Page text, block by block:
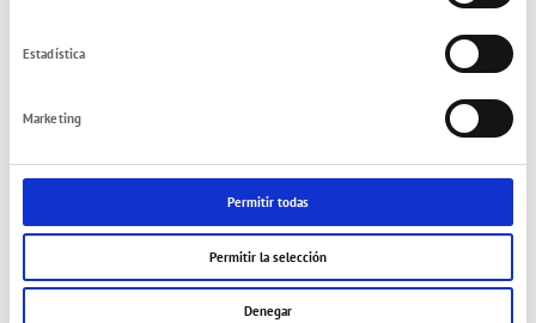
Estadística
Marketing
Permitir todas
Permitir la selección
Denegar
AdBlue® Station + mobiBLUE for AdBlue®